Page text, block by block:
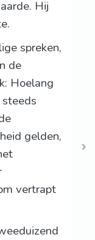
Hij
spreken,
de
Hoelang
gelden,
vertrapt